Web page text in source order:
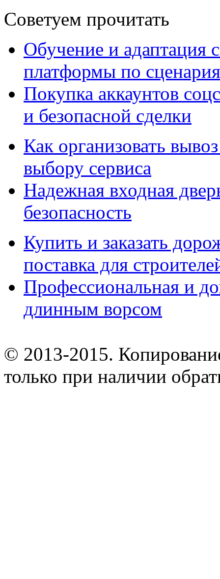
Советуем прочитать
Обучение и адаптация
платформы по
Покупка аккаунтов
и безопасной сделки
Как организовать
выбору сервиса
Надежная входная
безопасность
Купить и заказать
поставка для
Профессиональная и
длинным ворсом
© 2013-2015.
только при наличии